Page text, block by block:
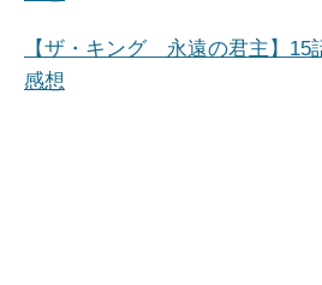
【ザ・キング 永遠の君主】
感想